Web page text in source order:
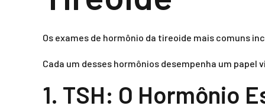
Os exames de hormônio da tireoide mais comuns
Cada um desses hormônios desempenha um
1. TSH: O Hormônio